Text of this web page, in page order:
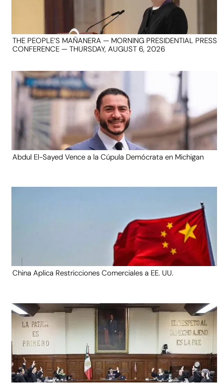
THE PEOPLE’S MAÑANERA — MORNING PRESIDENTIAL PRESS
CONFERENCE — THURSDAY, AUGUST 6, 2026
Abdul El-Sayed Vence a la Cúpula Demócrata en Michigan
China Aplica Restricciones Comerciales a EE. UU.